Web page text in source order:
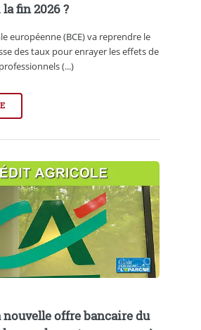
fin 2026 ?
européenne (BCE) va reprendre le
des taux pour enrayer les effets de
(...)
nouvelle offre bancaire du